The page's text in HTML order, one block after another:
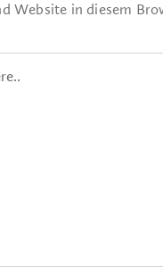
Website in diesem